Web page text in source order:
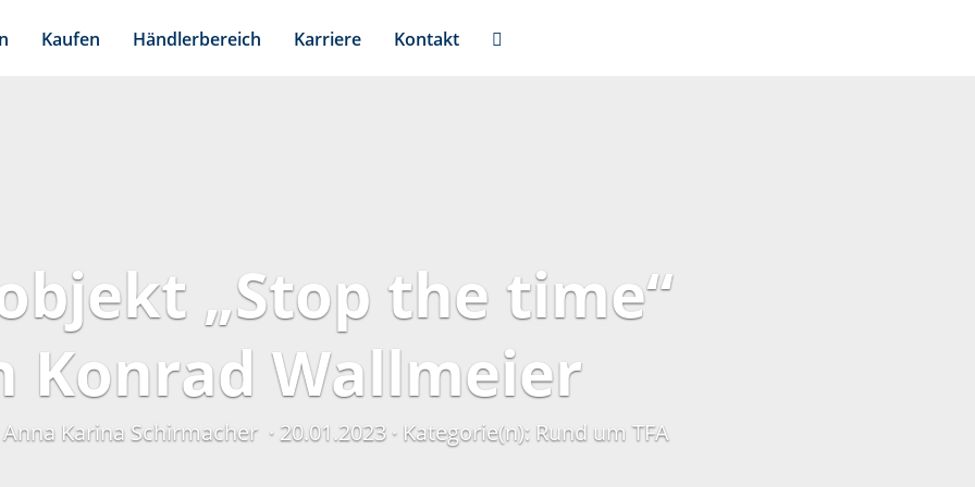
Kaufen Händlerbereich Karriere Kontakt
„Stop the time“
Konrad Wallmeier
Karina Schirmacher 20.01.2023 Kategorie(n): Rund um TFA